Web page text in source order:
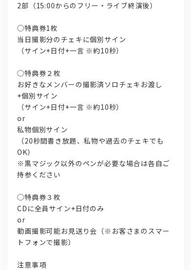
2部（15:00からのフリー・ライブ終演後）
◯特典券1枚
当日撮影分のチェキに個別サイン
（サイン+日付+一言 ※約10秒）
◯特典券２枚
お好きなメンバーの撮影済ソロチェキお渡し
+個別サイン
（サイン+日付+一言 ※約10秒）
or
私物個別サイン
（20秒間書き放題、私物や過去のチェキでも
OK）
※黒マジック以外のペンが必要な場合は各自ご
持参ください
◯特典券３枚
CDに全員サイン+日付のみ
or
動画撮影可能お見送り会（※お客さまのスマー
トフォンで撮影）
注意事項